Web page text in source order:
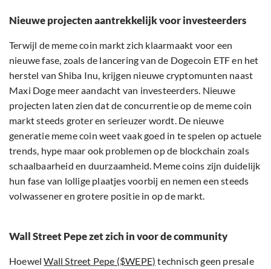
Nieuwe projecten aantrekkelijk voor investeerders
Terwijl de meme coin markt zich klaarmaakt voor een
nieuwe fase, zoals de lancering van de Dogecoin ETF en het
herstel van Shiba Inu, krijgen nieuwe cryptomunten naast
Maxi Doge meer aandacht van investeerders. Nieuwe
projecten laten zien dat de concurrentie op de meme coin
markt steeds groter en serieuzer wordt. De nieuwe
generatie meme coin weet vaak goed in te spelen op actuele
trends, hype maar ook problemen op de blockchain zoals
schaalbaarheid en duurzaamheid. Meme coins zijn duidelijk
hun fase van lollige plaatjes voorbij en nemen een steeds
volwassener en grotere positie in op de markt.
Wall Street Pepe zet zich in voor de community
HoewelWall Street Pepe ($WEPE) technisch geen presale